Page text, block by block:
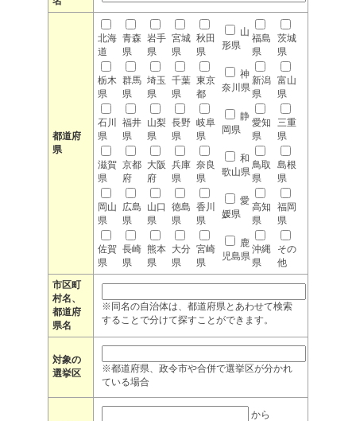
都道府
県
北海
道
青森
県
岩手
県
宮城
県
秋田
県
山
形県
福島
県
茨城
県
栃木
県
群馬
県
埼玉
県
千葉
県
東京
都
神
奈川県
新潟
県
富山
県
石川
県
福井
県
山梨
県
長野
県
岐阜
県
静
岡県
愛知
県
三重
県
滋賀
県
京都
府
大阪
府
兵庫
県
奈良
県
和
歌山県
鳥取
県
島根
県
岡山
県
広島
県
山口
県
徳島
県
香川
県
愛
媛県
高知
県
福岡
県
佐賀
県
長崎
県
熊本
県
大分
県
宮崎
県
鹿
児島県
沖縄
県
その
他
市区町
村名、
都道府
県名
※同名の自治体は、都道府県とあわせて検索
することで分けて探すことができます。
対象の
選挙区
※都道府県、政令市や合併で選挙区が分かれ
ている場合
から